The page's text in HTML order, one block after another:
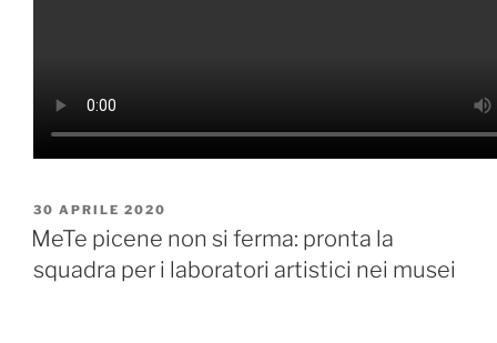
PUBBLICATO
IL
30 APRILE 2020
MeTe picene non si ferma: pronta la
squadra per i laboratori artistici nei musei